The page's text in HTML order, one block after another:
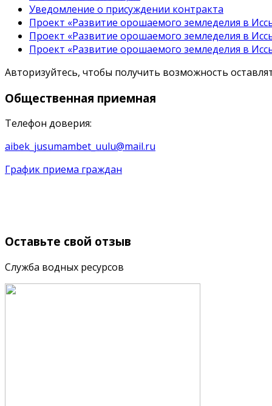
Уведомление о присуждении контракта
Проект «Развитие орошаемого земледелия в
Проект «Развитие орошаемого земледелия в
Проект «Развитие орошаемого земледелия в
Авторизуйтесь, чтобы получить возможность
Общественная приемная
Телефон доверия:
aibek_jusumambet_uulu@mail.ru
График приема граждан
Оставьте свой отзыв
Служба водных ресурсов